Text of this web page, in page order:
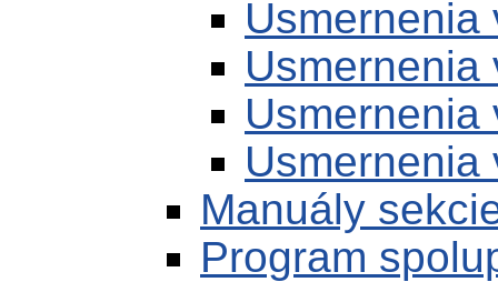
Usmernenia
Usmernenia
Usmernenia
Usmernenia
Manuály
Program